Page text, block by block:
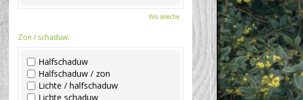
Wis selectie
Zon / schaduw:
Halfschaduw
Halfschaduw / zon
Lichte / halfschaduw
Lichte schaduw